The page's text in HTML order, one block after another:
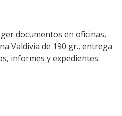
documentos en oficinas,
Valdivia de 190 gr., entrega
informes y expedientes.